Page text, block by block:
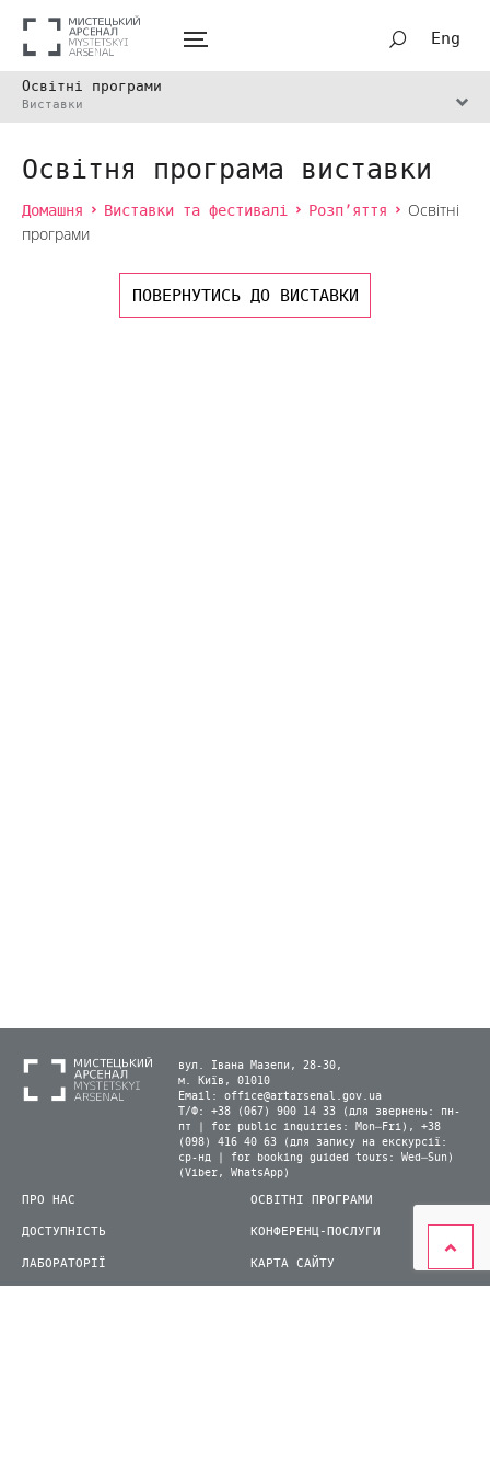
Eng
Освітні програми
Виставки
Освітня програма виставки
Домашня Виставки та фестивалі Розп’яття
Освітні
програми
ПОВЕРНУТИСЬ ДО ВИСТАВКИ
вул. Івана Мазепи, 28-30,
м. Київ, 01010
Email: office@artarsenal.gov.ua
Т/Ф: +38 (067) 900 14 33 (для звернень: пн-
пт | for public inquiries: Mon–Fri), +38
(098) 416 40 63 (для запису на екскурсії:
ср-нд | for booking guided tours: Wed–Sun)
(Viber, WhatsApp)
ПРО НАС
ДОСТУПНІСТЬ
ЛАБОРАТОРІЇ
ОСВІТНІ ПРОГРАМИ
КОНФЕРЕНЦ-ПОСЛУГИ
КАРТА САЙТУ